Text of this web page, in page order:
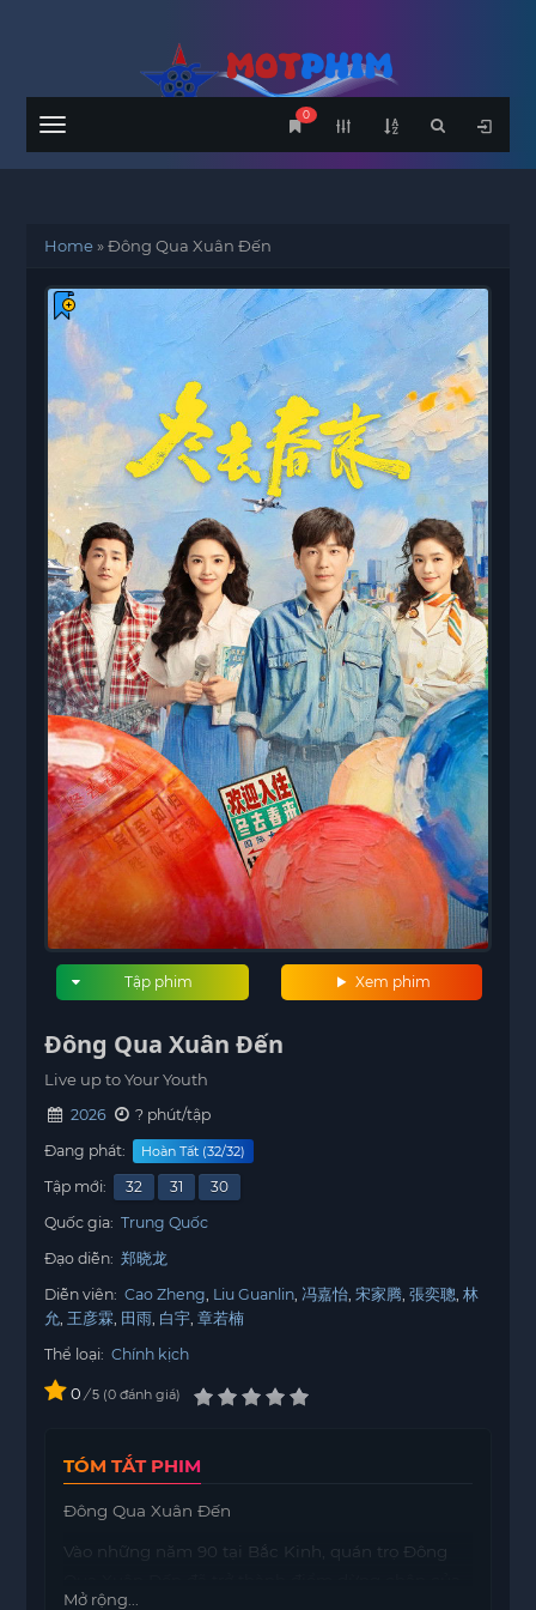
Menu
0
Home»Đông Qua Xuân Đến
Xem phim
Tập phim
Đông Qua Xuân Đến
Live up to Your Youth
2026
? phút/tập
Đang phát:
Hoàn Tất (32/32)
Tập mới: 32 31
30
Quốc gia: Trung Quốc
Đạo diễn: 郑晓龙
Diễn viên: Cao Zheng Liu Guanlin 冯嘉怡 宋家腾 張奕聰 林
允 王彦霖 田雨 白宇 章若楠
Thể loại: Chính kịch
0 / 5 0 đánh giá
TÓM TẮT PHIM
Đông Qua Xuân Đến
Vào những năm 90 tại Bắc Kinh, quán trọ Đông
Mở rộng...